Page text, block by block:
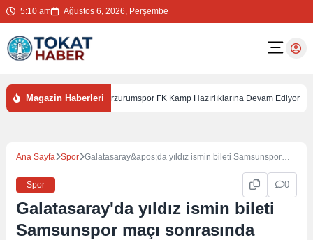
5:10 am Ağustos 6, 2026, Perşembe
Magazin Haberleri
Van Ziyareti Erzurumspor FK Kamp Hazırlıklarına Devam Ediyor
Ana Sayfa Spor
Galatasaray&apos;da yıldız ismin bileti Samsunspor
Spor
0
Galatasaray'da yıldız ismin bileti
Samsunspor maçı sonrasında